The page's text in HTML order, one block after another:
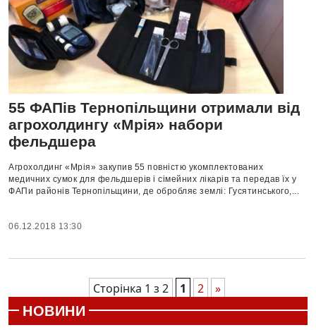
55 ФАПів Тернопільщини отримали від
агрохолдингу «Мрія» набори
фельдшера
Агрохолдинг «Мрія» закупив 55 повністю укомплектованих
медичних сумок для фельдшерів і сімейних лікарів та передав їх у
ФАПи районів Тернопільщини, де обробляє землі: Гусятинського,...
06.12.2018 13:30
Сторінка 1 з 2 1 2
»
НОВИНИ